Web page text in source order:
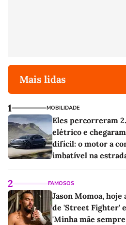
Mais lidas
1 MOBILIDADE
Eles percorreram
elétrico e
difícil: o motor a
imbatível na
2 FAMOSOS
Jason Momoa, hoje
de 'Street Fighter'
'Minha mãe